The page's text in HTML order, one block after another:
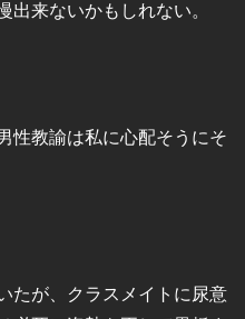
出来ないかもしれない。
性教諭は私に心配そうにそ
たが、クラスメイトに尿意